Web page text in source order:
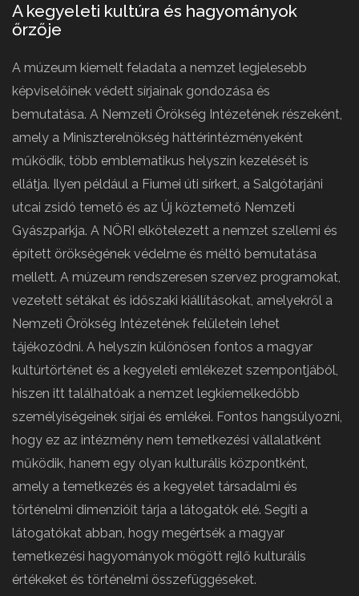
A kegyeleti kultúra és hagyományok
őrzője
A múzeum kiemelt feladata a nemzet legjelesebb
képviselőinek védett sírjainak gondozása és
bemutatása. A Nemzeti Örökség Intézetének részeként,
amely a Miniszterelnökség háttérintézményeként
működik, több emblematikus helyszín kezelését is
ellátja. Ilyen például a Fiumei úti sírkert, a Salgótarjáni
utcai zsidó temető és az Új köztemető Nemzeti
Gyászparkja. A NÖRI elkötelezett a nemzet szellemi és
épített örökségének védelme és méltó bemutatása
mellett. A múzeum rendszeresen szervez programokat,
vezetett sétákat és időszaki kiállításokat, amelyekről a
Nemzeti Örökség Intézetének felületein lehet
tájékozódni. A helyszín különösen fontos a magyar
kultúrtörténet és a kegyeleti emlékezet szempontjából,
hiszen itt találhatóak a nemzet legkiemelkedőbb
személyiségeinek sírjai és emlékei. Fontos hangsúlyozni,
hogy ez az intézmény nem temetkezési vállalatként
működik, hanem egy olyan kulturális központként,
amely a temetkezés és a kegyelet társadalmi és
történelmi dimenzióit tárja a látogatók elé. Segíti a
látogatókat abban, hogy megértsék a magyar
temetkezési hagyományok mögött rejlő kulturális
értékeket és történelmi összefüggéseket.